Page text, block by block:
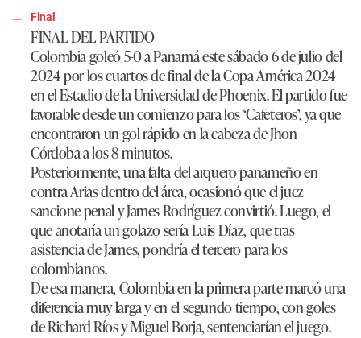
Final
FINAL DEL PARTIDO
Colombia goleó 5-0 a Panamá este sábado 6 de julio del
2024 por los cuartos de final de la Copa América 2024
en el Estadio de la Universidad de Phoenix. El partido fue
favorable desde un comienzo para los ‘Cafeteros’, ya que
encontraron un gol rápido en la cabeza de Jhon
Córdoba a los 8 minutos.
Posteriormente, una falta del arquero panameño en
contra Arias dentro del área, ocasionó que el juez
sancione penal y James Rodríguez convirtió. Luego, el
que anotaría un golazo sería Luis Díaz, que tras
asistencia de James, pondría el tercero para los
colombianos.
De esa manera, Colombia en la primera parte marcó una
diferencia muy larga y en el segundo tiempo, con goles
de Richard Ríos y Miguel Borja, sentenciarían el juego.